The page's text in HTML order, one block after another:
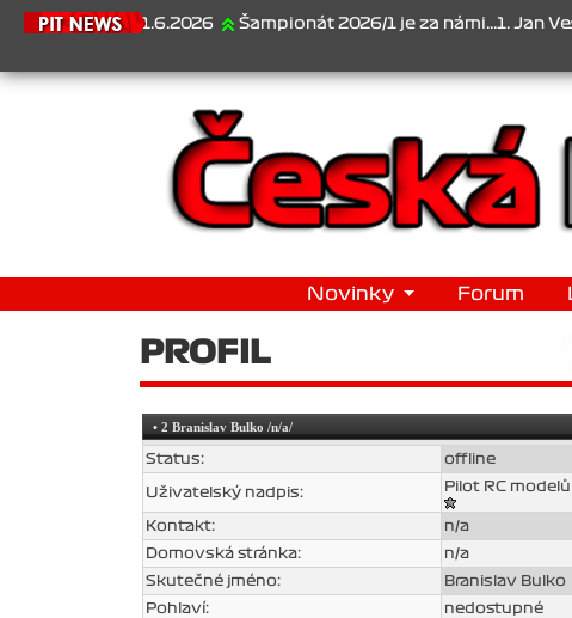
21.6.2026 Šampionát 2026/1 je za námi...1. Jan
Novinky Forum
PROFIL
• 2 Branislav Bulko /n/a/
Status: offline
Uživatelský nadpis: Pilot RC modelů
Kontakt:
n/a
Domovská stránka:
n/a
Skutečné jméno:
Branislav Bulko
Pohlaví:
nedostupné